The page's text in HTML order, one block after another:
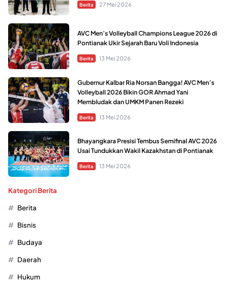
Berita 27 Mei 2026
AVC Men’s Volleyball Champions League 2026 di
Pontianak Ukir Sejarah Baru Voli Indonesia
Berita 13 Mei 2026
Gubernur Kalbar Ria Norsan Bangga! AVC Men’s
Volleyball 2026 Bikin GOR Ahmad Yani
Membludak dan UMKM Panen Rezeki
Berita 13 Mei 2026
Bhayangkara Presisi Tembus Semifinal AVC 2026
Usai Tundukkan Wakil Kazakhstan di Pontianak
Berita 13 Mei 2026
Kategori Berita
Berita
Bisnis
Budaya
Daerah
Hukum